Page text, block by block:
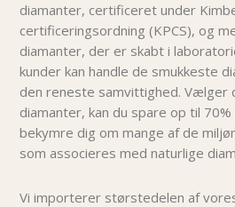
diamanter, certificeret under
certificeringsordning (KPCS), og
diamanter, der er skabt i
kunder kan handle de smukkeste
den reneste samvittighed. Vælger
diamanter, kan du spare op til
bekymre dig om mange af de
som associeres med naturlige
Vi importerer størstedelen af